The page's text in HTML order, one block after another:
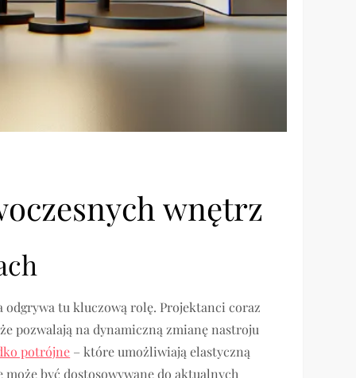
wnętrz
odgrywa tu kluczową rolę. Projektanci coraz
pozwalają na dynamiczną zmianę nastroju
potrójne – które umożliwiają elastyczną
być dostosowywane do aktualnych